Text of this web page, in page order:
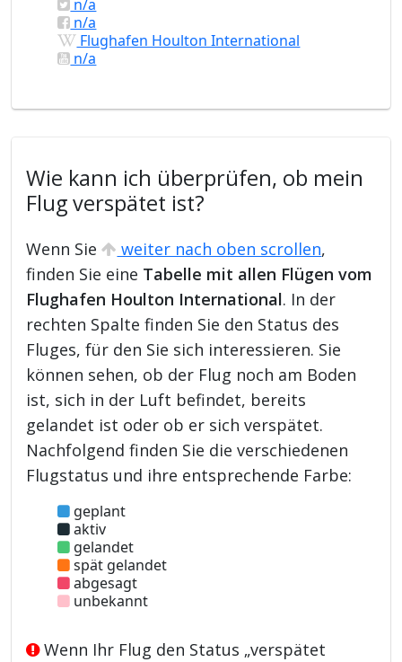
n/a
n/a
Flughafen Houlton International
n/a
Wie kann ich überprüfen, ob mein
Flug verspätet ist?
Wenn Sie weiter nach oben scrollen,
finden Sie eine Tabelle mit allen Flügen vom
Flughafen Houlton International. In der
rechten Spalte finden Sie den Status des
Fluges, für den Sie sich interessieren. Sie
können sehen, ob der Flug noch am Boden
ist, sich in der Luft befindet, bereits
gelandet ist oder ob er sich verspätet.
Nachfolgend finden Sie die verschiedenen
Flugstatus und ihre entsprechende Farbe:
geplant
aktiv
gelandet
spät gelandet
abgesagt
unbekannt
Wenn Ihr Flug den Status „verspätet